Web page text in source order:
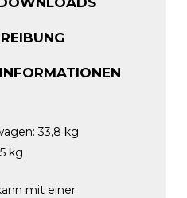
33,8 kg
kg
mit einer